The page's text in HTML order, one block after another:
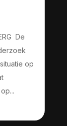
De
op